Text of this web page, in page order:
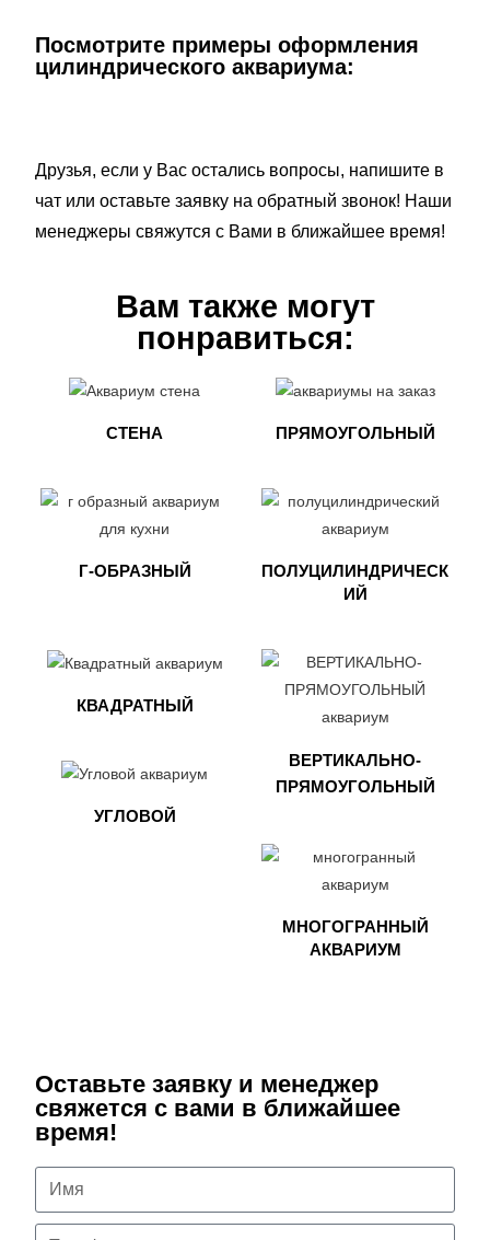
Посмотрите примеры оформления
цилиндрического аквариума:
Друзья, если у Вас остались вопросы, напишите в
чат или оставьте заявку на обратный звонок! Наши
менеджеры свяжутся с Вами в ближайшее время!
Вам также могут
понравиться:
СТЕНА
Г-ОБРАЗНЫЙ
ПРЯМОУГОЛЬНЫЙ
ПОЛУЦИЛИНДРИЧЕСК
ИЙ
КВАДРАТНЫЙ
УГЛОВОЙ
ВЕРТИКАЛЬНО-
ПРЯМОУГОЛЬНЫЙ
МНОГОГРАННЫЙ
АКВАРИУМ
Оставьте заявку и менеджер
свяжется с вами в ближайшее
время!